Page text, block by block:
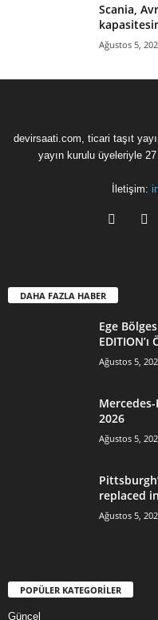
Scania,
Ağustos 5,
devirsaati.com, ticari taşıt
yayın kurulu üyeleriyle
İletişim:
DAHA FAZLA HABER
Ege
Ağustos 5,
2026
Ağustos 5,
replaced
Ağustos 5,
POPÜLER KATEGORİLER
Güncel